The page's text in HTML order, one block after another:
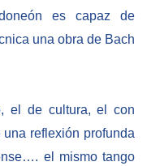
es capaz de
una obra de Bach
el de cultura, el con
reflexión profunda
el mismo tango